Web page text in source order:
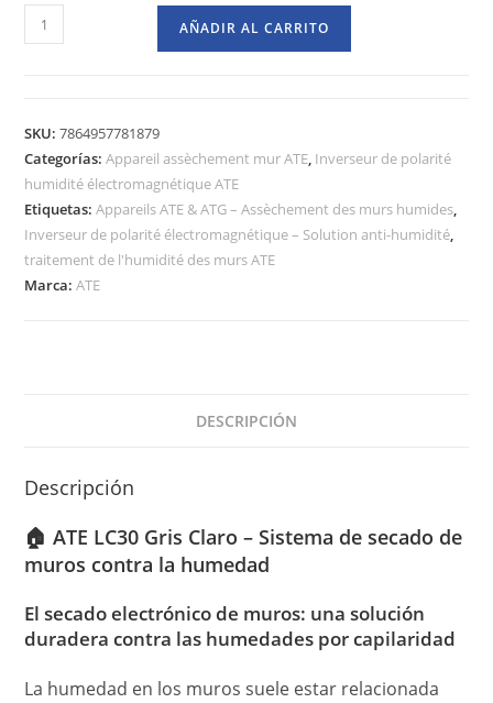
AÑADIR AL CARRITO
SKU:7864957781879
Categorías:Appareil assèchement mur ATE, Inverseur de polarité
humidité électromagnétique ATE
Etiquetas:Appareils ATE & ATG – Assèchement des murs humides,
Inverseur de polarité électromagnétique – Solution anti-humidité,
traitement de l'humidité des murs ATE
Marca:ATE
DESCRIPCIÓN
Descripción
🏠 ATE LC30 Gris Claro – Sistema de secado de
muros contra la humedad
El secado electrónico de muros: una solución
duradera contra las humedades por capilaridad
La humedad en los muros suele estar relacionada